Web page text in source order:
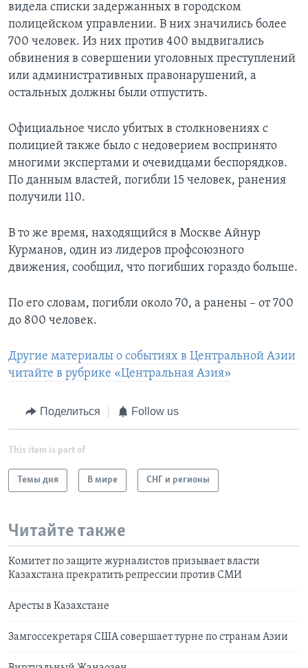
видела списки задержанных в городском
полицейском управлении. В них значились более
700 человек. Из них против 400 выдвигались
обвинения в совершении уголовных преступлений
или административных правонарушений, а
остальных должны были отпустить.
Официальное число убитых в столкновениях с
полицией также было с недоверием воспринято
многими экспертами и очевидцами беспорядков.
По данным властей, погибли 15 человек, ранения
получили 110.
В то же время, находящийся в Москве Айнур
Курманов, один из лидеров профсоюзного
движения, сообщил, что погибших гораздо больше.
По его словам, погибли около 70, а ранены – от 700
до 800 человек.
Другие материалы о событиях в Центральной Азии
читайте в рубрике «Центральная Азия»
Поделиться Follow us
This item is part of
Темы дня В мире СНГ и регионы
Читайте также
Комитет по защите журналистов призывает власти
Казахстана прекратить репрессии против СМИ
Аресты в Казахстане
Замгоссекретаря США совершает турне по странам Азии